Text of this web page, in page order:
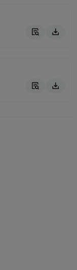
 
 